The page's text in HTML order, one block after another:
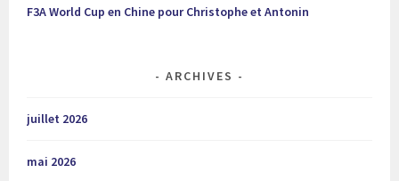
F3A World Cup en Chine pour Christophe et Antonin
ARCHIVES
juillet 2026
mai 2026